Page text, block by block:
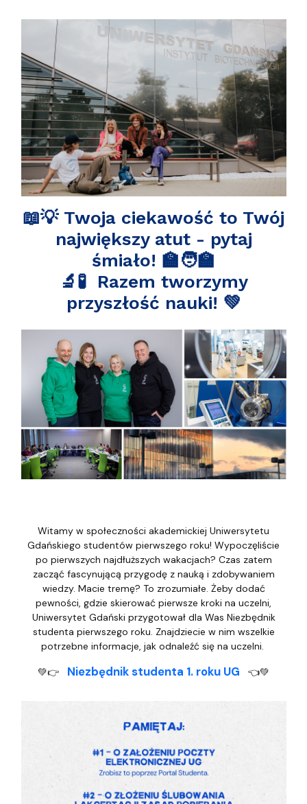
📖💡 Twoja ciekawość to Twój
największy atut - pytaj
śmiało! 🏫🧑‍🏫
🔬🧪 Razem tworzymy
przyszłość nauki! 💚
Witamy w społeczności akademickiej Uniwersytetu
Gdańskiego studentów pierwszego roku! Wypoczęliście
po pierwszych najdłuższych wakacjach? Czas zatem
zacząć fascynującą przygodę z nauką i zdobywaniem
wiedzy. Macie tremę? To zrozumiałe. Żeby dodać
pewności, gdzie skierować pierwsze kroki na uczelni,
Uniwersytet Gdański przygotował dla Was Niezbędnik
studenta pierwszego roku. Znajdziecie w nim wszelkie
potrzebne informacje, jak odnaleźć się na uczelni.
💚👉 Niezbędnik studenta 1. roku UG 👈💚